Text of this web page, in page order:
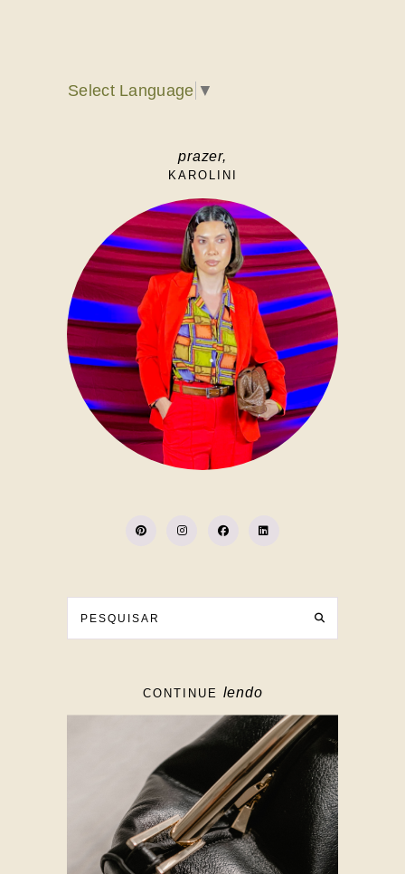
Select Language ▼
prazer,
KAROLINI
CONTINUE lendo